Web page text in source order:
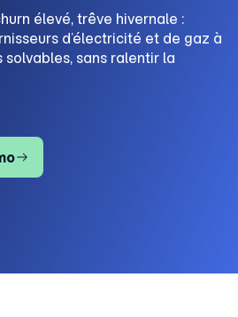
élevé, trêve hivernale :
d’électricité et de gaz à
sans ralentir la